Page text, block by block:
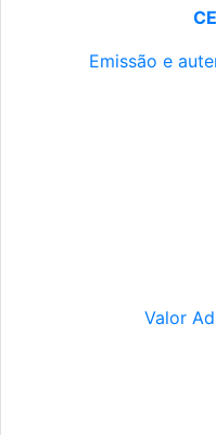
Emissão e
Valor